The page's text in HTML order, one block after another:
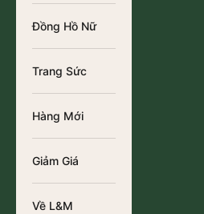
Đồng Hồ Nữ
Trang Sức
Hàng Mới
Giảm Giá
Về L&M